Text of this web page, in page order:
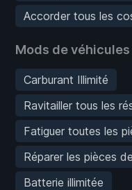
Accorder tous les
Mods de véhicules
Carburant Illimité
Ravitailler tous les
Fatiguer toutes les
Réparer les pièces
Batterie illimitée